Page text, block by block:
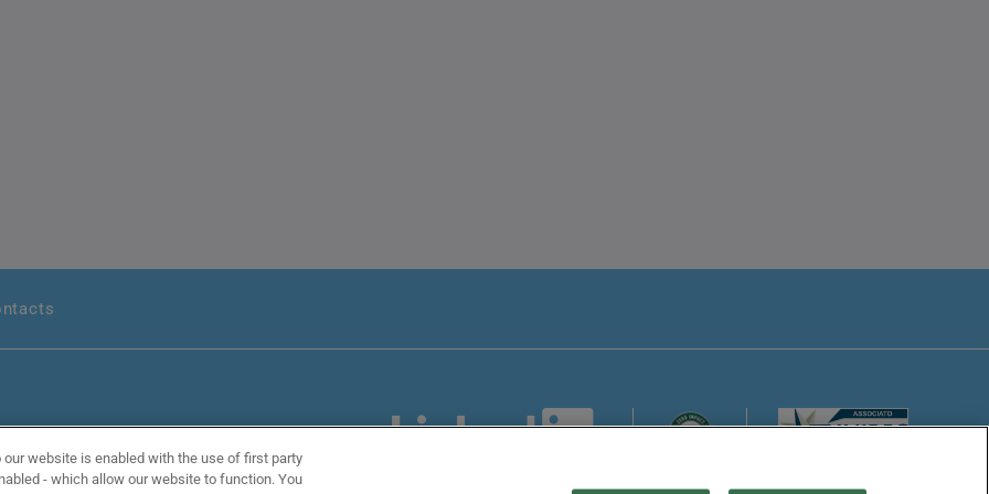
Follow us on
website is enabled with the use of first party
- which allow our website to function. You